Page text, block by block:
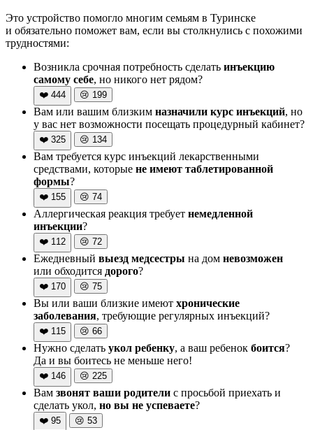
Это устройство помогло многим семьям в Туринске
и обязательно поможет вам, если вы столкнулись с похожими
трудностями:
Возникла срочная потребность сделать инъекцию
самому себе, но никого нет рядом?
❤️ 444 😢 199
Вам или вашим близким назначили курс инъекций, но
у вас нет возможности посещать процедурный кабинет?
❤️ 325 😢 134
Вам требуется курс инъекций лекарственными
средствами, которые не имеют таблетированной
формы?
❤️ 155 😢 74
Аллергическая реакция требует немедленной
инъекции?
❤️ 112 😢 72
Ежедневный выезд медсестры на дом невозможен
или обходится дорого?
❤️ 170 😢 75
Вы или ваши близкие имеют хронические
заболевания, требующие регулярных инъекций?
❤️ 115 😢 66
Нужно сделать укол ребенку, а ваш ребенок боится?
Да и вы боитесь не меньше него!
❤️ 146 😢 225
Вам звонят ваши родители с просьбой приехать и
сделать укол, но вы не успеваете?
❤️ 95 😢 53